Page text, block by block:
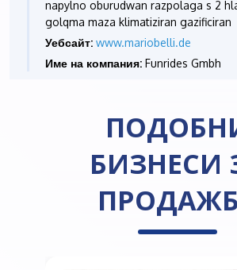
napylno oburudwan razpolaga s 2
golqma maza klimatiziran gazificiran
Уебсайт: www.mariobelli.de
Име на компания: Funrides Gmbh
БИЗНЕСИ